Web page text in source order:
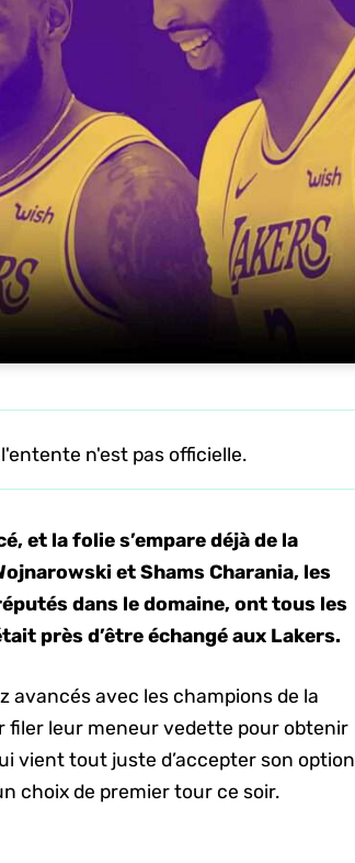
n'est pas officielle.
et la folie s’empare déjà de la
et Shams Charania, les
dans le domaine, ont tous les
près d’être échangé aux Lakers.
avancés avec les champions de la
filer leur meneur vedette pour obtenir
vient tout juste d’accepter son option
choix de premier tour ce soir.